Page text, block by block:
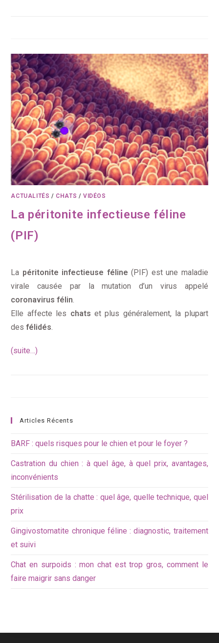
ACTUALITÉS / CHATS /VIDÉOS
La péritonite infectieuse féline
(PIF)
La péritonite infectieuse féline (PIF) est une maladie
virale causée par la mutation d’un virus appelé
coronavirus félin
Elle affecte les chats et plus généralement, la plupart
desfélidés
(suite…)
Articles Récents
BARF : quels risques pour le chien et pour le foyer ?
Castration du chien : à quel âge, à quel prix, avantages,
inconvénients
Stérilisation de la chatte : quel âge, quelle technique, quel
prix
Gingivostomatite chronique féline : diagnostic, traitement
et suivi
Chat en surpoids : mon chat est trop gros, comment le
faire maigrir sans danger